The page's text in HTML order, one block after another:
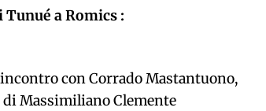
a Romics :
con Corrado Mastantuono,
Massimiliano Clemente